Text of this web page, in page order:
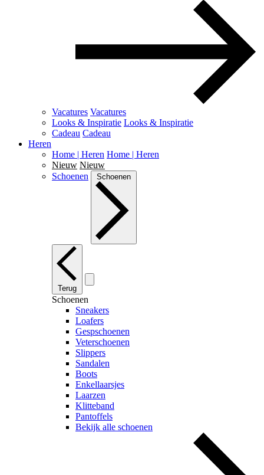
Vacatures Vacatures
Looks & Inspiratie Looks & Inspiratie
Cadeau Cadeau
Heren
Home | Heren Home | Heren
Nieuw Nieuw
Schoenen
Schoenen
Terug
Schoenen
Sneakers
Loafers
Gespschoenen
Veterschoenen
Slippers
Sandalen
Boots
Enkellaarsjes
Laarzen
Klitteband
Pantoffels
Bekijk alle schoenen